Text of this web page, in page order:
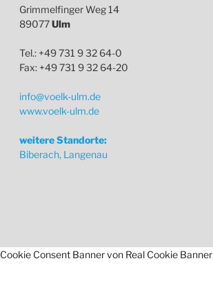
Grimmelfinger Weg 14
89077Ulm
Tel.: +49 731 9 32 64-0
Fax: +49 731 9 32 64-20
info@voelk-ulm.de
www.voelk-ulm.de
weitere Standorte:
Biberach, Langenau
Cookie Consent Banner von Real Cookie Banner